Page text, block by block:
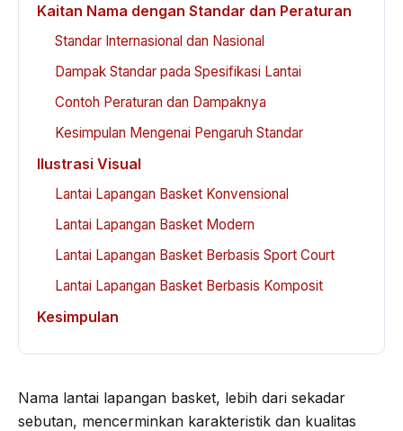
Kaitan Nama dengan Standar dan Peraturan
Standar Internasional dan Nasional
Dampak Standar pada Spesifikasi Lantai
Contoh Peraturan dan Dampaknya
Kesimpulan Mengenai Pengaruh Standar
Ilustrasi Visual
Lantai Lapangan Basket Konvensional
Lantai Lapangan Basket Modern
Lantai Lapangan Basket Berbasis Sport Court
Lantai Lapangan Basket Berbasis Komposit
Kesimpulan
Nama lantai lapangan basket, lebih dari sekadar
sebutan, mencerminkan karakteristik dan kualitas